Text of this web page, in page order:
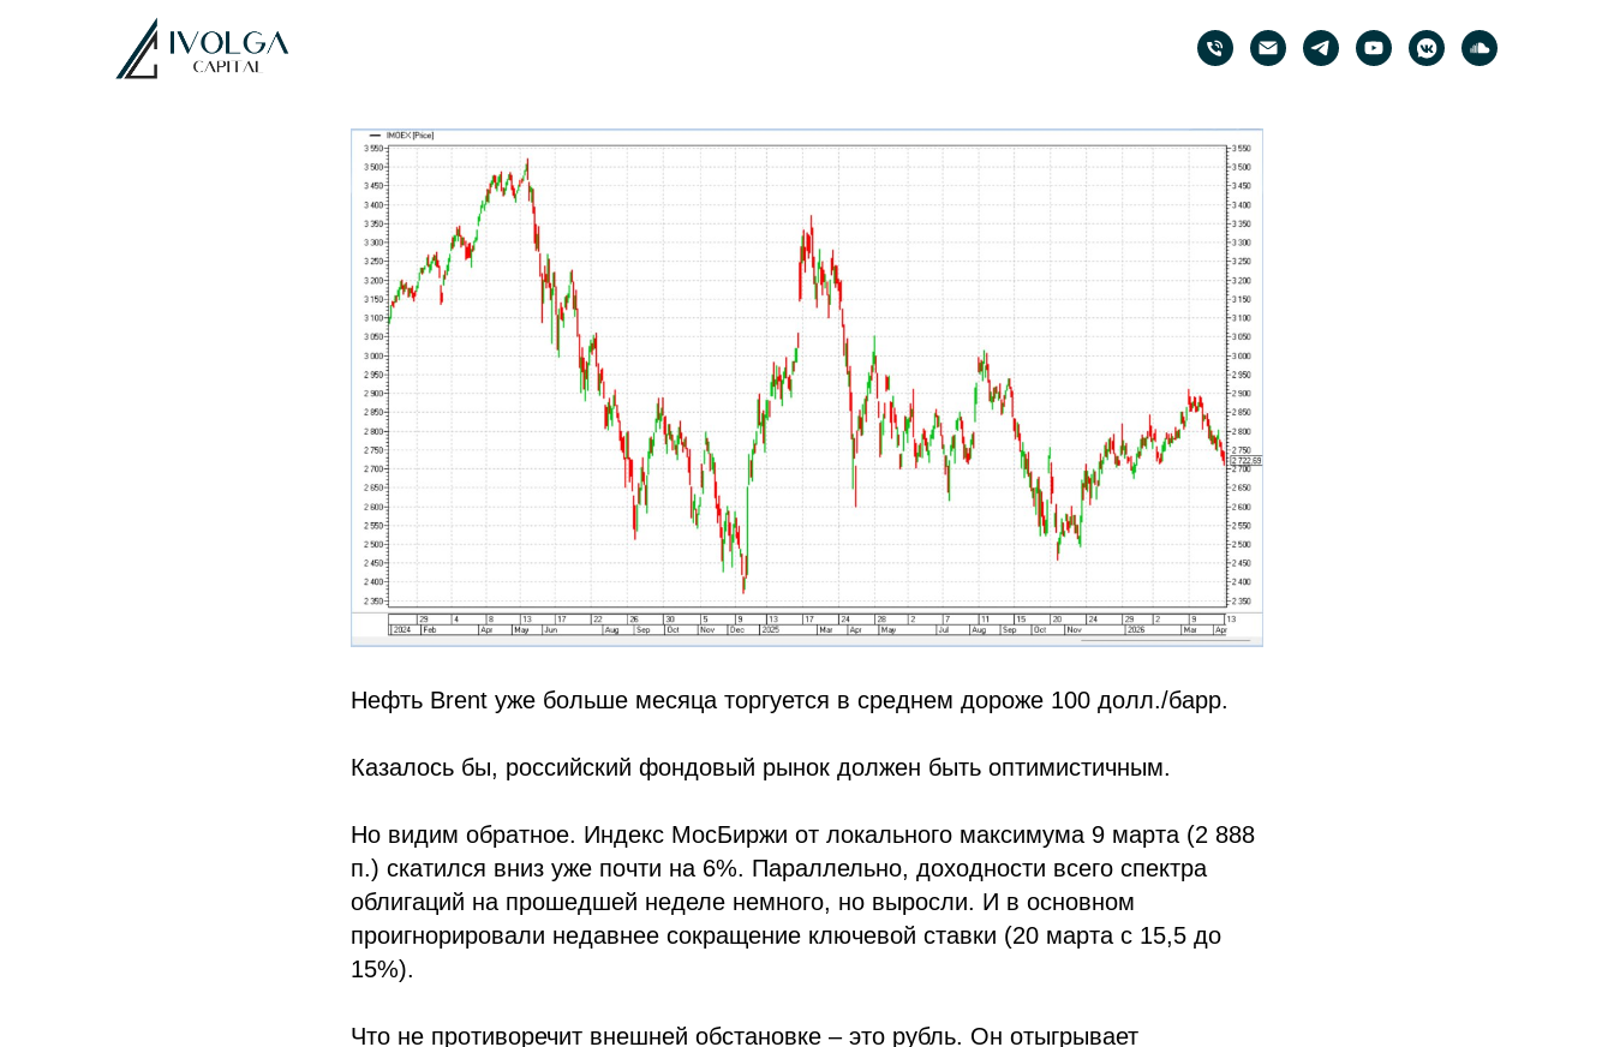
Нефть Brent уже больше месяца торгуется в среднем дороже 100 долл./барр.
Казалось бы, российский фондовый рынок должен быть оптимистичным.
Но видим обратное. Индекс МосБиржи от локального максимума 9 марта (2 888
п.) скатился вниз уже почти на 6%. Параллельно, доходности всего спектра
облигаций на прошедшей неделе немного, но выросли. И в основном
проигнорировали недавнее сокращение ключевой ставки (20 марта с 15,5 до
15%).
Что не противоречит внешней обстановке – это рубль. Он отыгрывает